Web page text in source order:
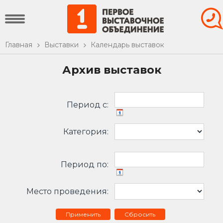
Главная Выставки Календарь выставок
Архив выставок
Период c:
Категория:
Период по:
Место проведения:
Сбросить